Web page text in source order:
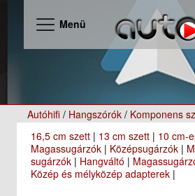
Menü
Autóhifi/ Hangszórók/ Komponens
16,5 cm szett| 13 cm szett| 10 cm-
Magassugárzók| Középsugárzók|
sugárzók| Hangváltó |
Közép és mélyközép adapterek|